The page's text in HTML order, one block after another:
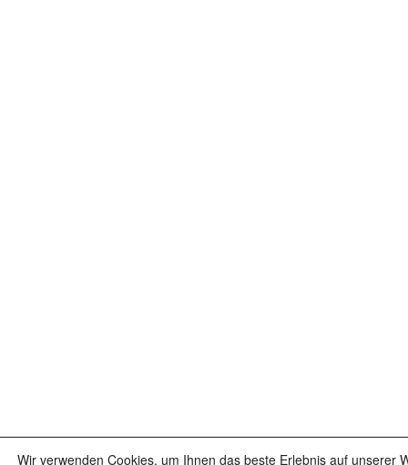
Wir verwenden Cookies, um Ihnen das beste Erlebnis auf unserer